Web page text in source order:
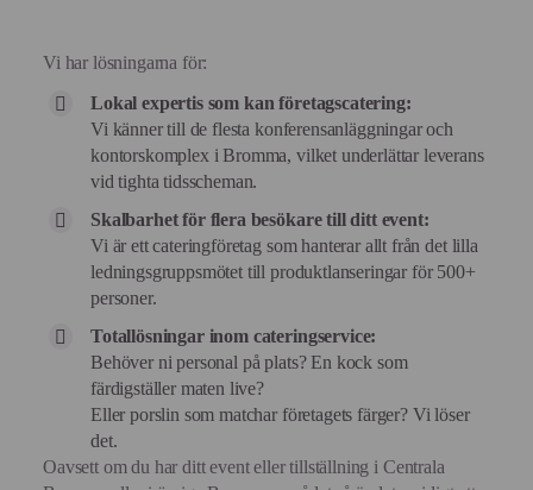
Vi har lösningarna för:
Lokal expertis som kan företagscatering:
Vi känner till de flesta konferensanläggningar och
kontorskomplex i Bromma, vilket underlättar leverans
vid tighta tidsscheman.
Skalbarhet för flera besökare till ditt event:
Vi är ett cateringföretag som hanterar allt från det lilla
ledningsgruppsmötet till produktlanseringar för 500+
personer.
Totallösningar inom cateringservice:
Behöver ni personal på plats? En kock som
färdigställer maten live?
Eller porslin som matchar företagets färger? Vi löser
det.
Oavsett om du har ditt event eller tillställning i Centrala